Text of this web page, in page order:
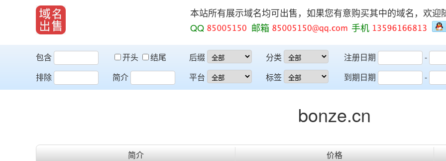
本站所有展示域名均可出售，如果您有意购买其中的域名，欢迎
QQ
邮箱 手机
包含 开头
结尾
排除
简介
后缀
平台
分类
标签
注册日期
-
到期日期
-
bonze.cn
简介 价格